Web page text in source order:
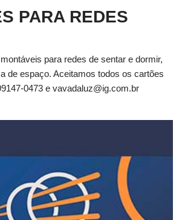
PARA REDES
para redes de sentar e dormir,
de espaço. Aceitamos todos os cartões
0473 e vavadaluz@ig.com.br